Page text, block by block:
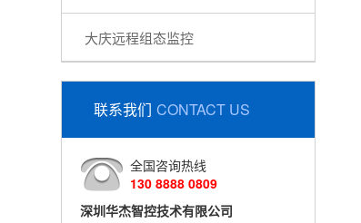
大庆远程组态监控
联系我们 CONTACT US
全国咨询热线
130 8888 0809
深圳华杰智控技术有限公司